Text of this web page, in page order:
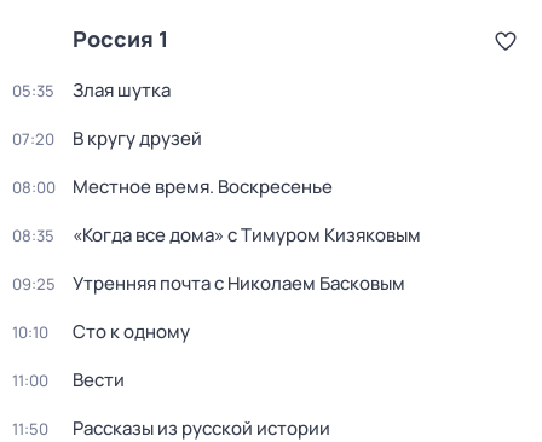
Россия 1
05:35 Злая шутка
07:20 В кругу друзей
08:00 Местное время. Воскресенье
08:35 «Когда все дома» с Тимуром Кизяковым
09:25 Утренняя почта с Николаем Басковым
10:10 Сто к одному
11:00 Вести
11:50 Рассказы из русской истории